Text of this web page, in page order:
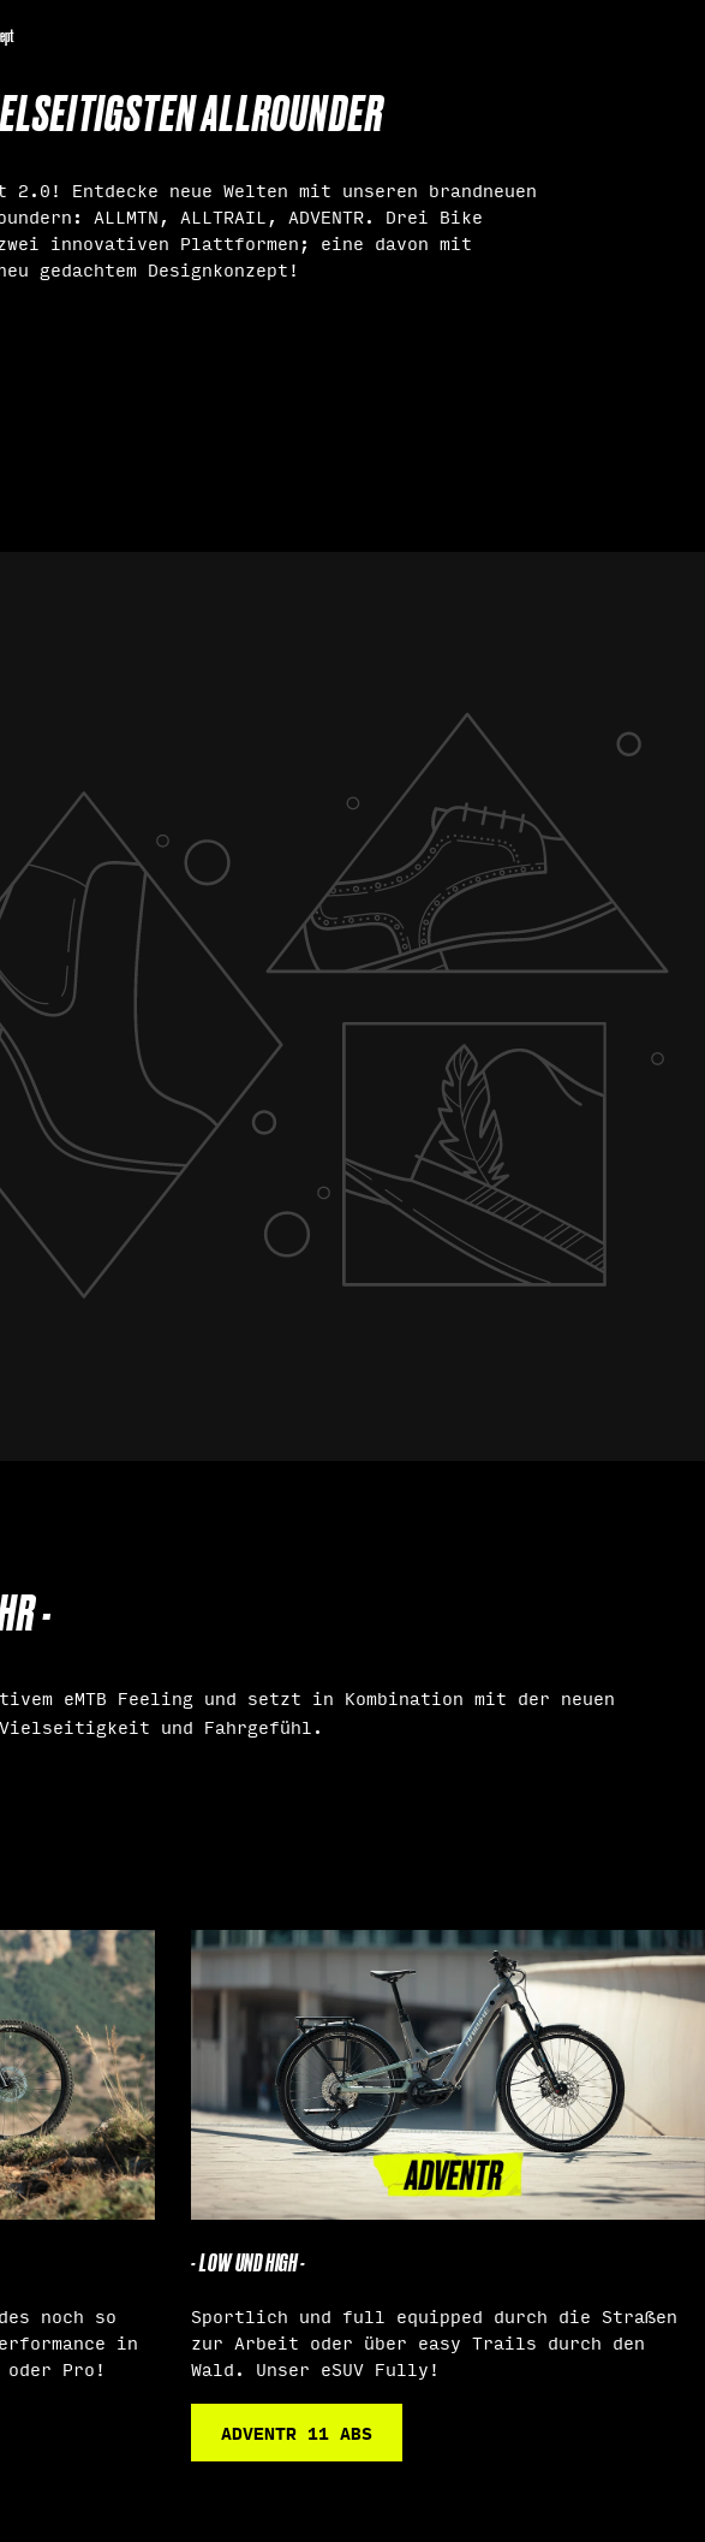
ALLROUNDER
Entdecke neue Welten mit unseren brandneuen
ALLMTN, ALLTRAIL, ADVENTR. Drei Bike
innovativen Plattformen; eine davon mit
gedachtem Designkonzept!
-
eMTB Feeling und setzt in Kombination mit der neuen
Vielseitigkeit und Fahrgefühl.
noch so
in
Pro!
- LOW UND HIGH -
Sportlich und full equipped durch die Straßen
zur Arbeit oder über easy Trails durch den
Wald. Unser eSUV Fully!
ADVENTR 11 ABS